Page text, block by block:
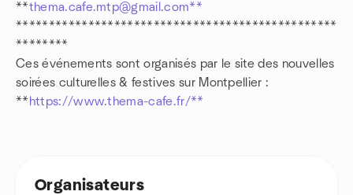
**thema.cafe.mtp@gmail.com**
*************************************************
********
Ces événements sont organisés par le site des nouvelles
soirées culturelles & festives sur Montpellier :
**https://www.thema-cafe.fr/**
Organisateurs